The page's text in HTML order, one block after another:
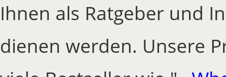
Ihnen als Ratgeber und
dienen werden. Unsere